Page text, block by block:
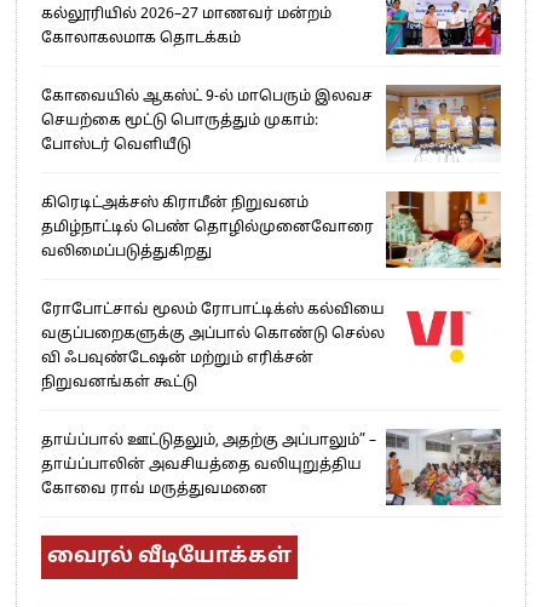
கல்லூரியில் 2026–27 மாணவர் மன்றம்
கோலாகலமாக தொடக்கம்
கோவையில் ஆகஸ்ட் 9-ல் மாபெரும் இலவச
செயற்கை மூட்டு பொருத்தும் முகாம்:
போஸ்டர் வெளியீடு
கிரெடிட்அக்சஸ் கிராமீன் நிறுவனம்
தமிழ்நாட்டில் பெண் தொழில்முனைவோரை
வலிமைப்படுத்துகிறது
ரோபோட்சாவ் மூலம் ரோபாட்டிக்ஸ் கல்வியை
வகுப்பறைகளுக்கு அப்பால் கொண்டு செல்ல
வி ஃபவுண்டேஷன் மற்றும் எரிக்சன்
நிறுவனங்கள் கூட்டு
தாய்ப்பால் ஊட்டுதலும், அதற்கு அப்பாலும்” –
தாய்ப்பாலின் அவசியத்தை வலியுறுத்திய
கோவை ராவ் மருத்துவமனை
வைரல் வீடியோக்கள்